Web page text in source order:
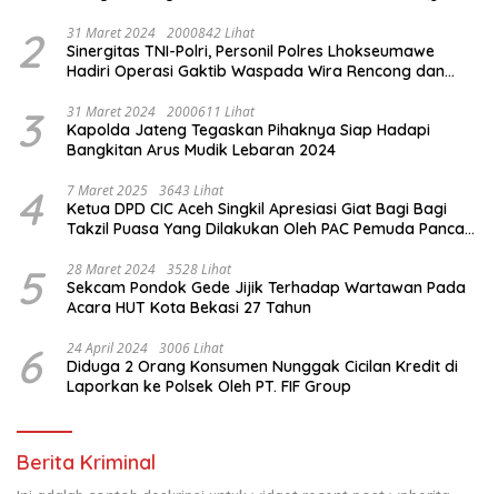
2 31 Maret 2024 2000842 Lihat
Sinergitas TNI-Polri, Personil Polres Lhokseumawe
Hadiri Operasi Gaktib Waspada Wira Rencong dan
3 31 Maret 2024 2000611 Lihat
Kapolda Jateng Tegaskan Pihaknya Siap Hadapi
Bangkitan Arus Mudik Lebaran 2024
4 7 Maret 2025 3643 Lihat
Ketua DPD CIC Aceh Singkil Apresiasi Giat Bagi Bagi
Takzil Puasa Yang Dilakukan Oleh PAC Pemuda Panca
Meriah Kabupaten Aceh Singkil
5 28 Maret 2024 3528 Lihat
Sekcam Pondok Gede Jijik Terhadap Wartawan Pada
Acara HUT Kota Bekasi 27 Tahun
6 24 April 2024 3006 Lihat
Diduga 2 Orang Konsumen Nunggak Cicilan Kredit di
Laporkan ke Polsek Oleh PT. FIF Group
Berita Kriminal